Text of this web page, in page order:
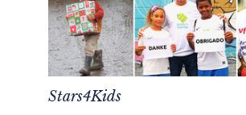
Marke: Puma
Größe: S
Farbe: blau
Mit dem Erlös dieser Auktion
Stars4Kids .
Stars4Kids